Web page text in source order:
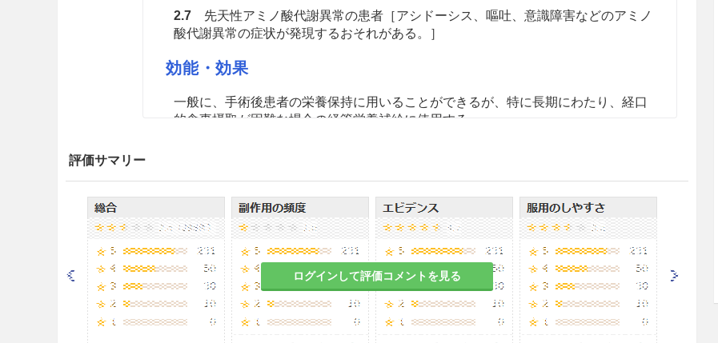
2.7先天性アミノ酸代謝異常の患者［アシドーシス、嘔吐、意識障害などのアミノ
酸代謝異常の症状が発現するおそれがある。］
効能・効果
一般に、手術後患者の栄養保持に用いることができるが、特に長期にわたり、経口
的食事摂取が困難な場合の経管栄養補給に使用する。
与する。経管投与の投与速度は50〜400mL/時間とし、持続的又は1日数回に分けて
投与する。経口投与は1日1回又は数回に分けて投与する。なお、年齢、体重、症状
により投与量、投与速度を適宜増減する。
注意事項
重要な基本的注意
投与初期には、低速度から投与を開始し、特に観察を十分に行うこと。下痢な
評価サマリー
ログインして評価コメントを見る